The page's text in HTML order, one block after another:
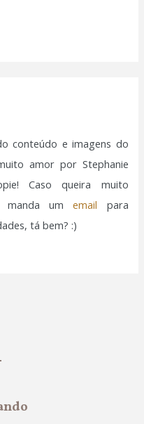
conteúdo e imagens do
amor por Stephanie
Caso queira muito
manda umemail para
tá bem? :)